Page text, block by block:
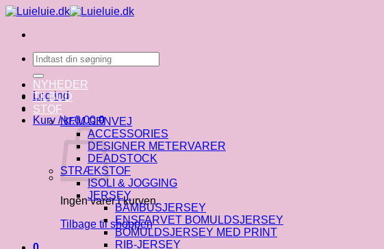
Fortsæt
indhold
Søg
efter:
Log ind
Kurv /kr.0.00 0
Ingen varer i kurven.
Tilbage til shoppen
NYHEDER
TILBUD
STOF
NEM GENVEJ
ACCESSORIES
DESIGNER METERVARER
DEADSTOCK
STRÆKSTOF
ISOLI & JOGGING
JERSEY
BAMBUSJERSEY
ENSFARVET BOMULDSJERSEY
BOMULDSJERSEY MED PRINT
RIB-JERSEY